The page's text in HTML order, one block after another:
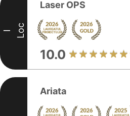
I Loc
Laser OPS
10.0
Ariata